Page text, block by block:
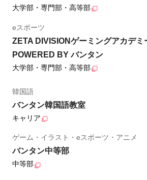
大学部・専門部・高等部
eスポーツ
ZETA DIVISIONゲーミングアカデミ
POWERED BY バンタン
大学部・専門部・高等部
韓国語
バンタン韓国語教室
キャリア
ゲーム・イラスト・eスポーツ・アニメ
バンタン中等部
中等部